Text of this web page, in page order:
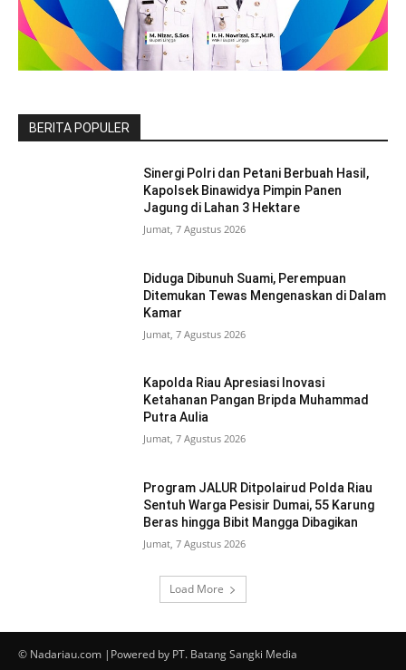
BERITA POPULER
Sinergi Polri dan Petani Berbuah Hasil,
Kapolsek Binawidya Pimpin Panen
Jagung di Lahan 3 Hektare
Jumat, 7 Agustus 2026
Diduga Dibunuh Suami, Perempuan
Ditemukan Tewas Mengenaskan di Dalam
Kamar
Jumat, 7 Agustus 2026
Kapolda Riau Apresiasi Inovasi
Ketahanan Pangan Bripda Muhammad
Putra Aulia
Jumat, 7 Agustus 2026
Program JALUR Ditpolairud Polda Riau
Sentuh Warga Pesisir Dumai, 55 Karung
Beras hingga Bibit Mangga Dibagikan
Jumat, 7 Agustus 2026
Load More
© Nadariau.com |Powered by PT. Batang Sangki Media